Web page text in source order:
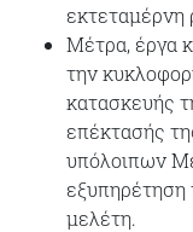
εκτεταμέρνη
Μέτρα, έργα
την
κατασκευής
επέκτασής
υπόλοιπων
εξυπηρέτηση
μελέτη.